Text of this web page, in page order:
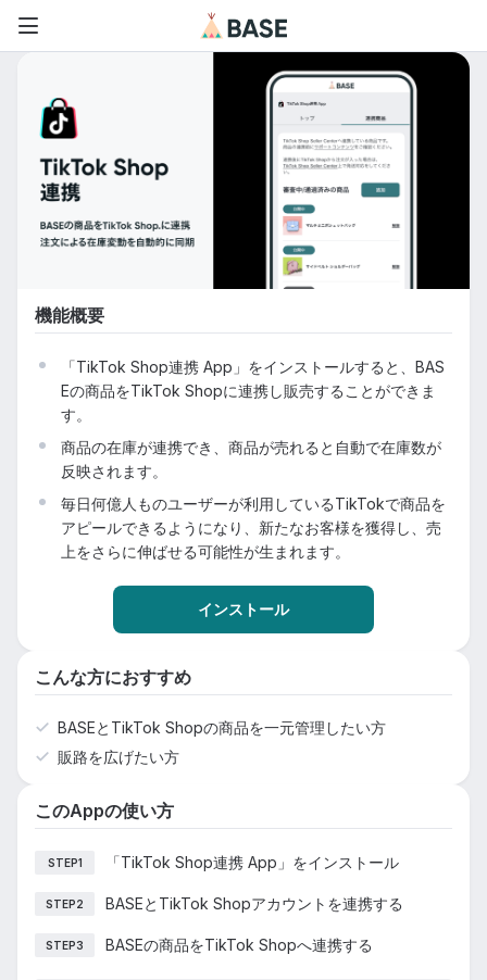
機能概要
「TikTok Shop連携 App」をインストールすると、BAS
Eの商品をTikTok Shopに連携し販売することができま
す。
商品の在庫が連携でき、商品が売れると自動で在庫数が
反映されます。
毎日何億人ものユーザーが利用しているTikTokで商品を
アピールできるようになり、新たなお客様を獲得し、売
上をさらに伸ばせる可能性が生まれます。
インストール
こんな方におすすめ
BASEとTikTok Shopの商品を一元管理したい方
販路を広げたい方
このAppの使い方
STEP1 「TikTok Shop連携 App」をインストール
STEP2 BASEとTikTok Shopアカウントを連携する
STEP3 BASEの商品をTikTok Shopへ連携する